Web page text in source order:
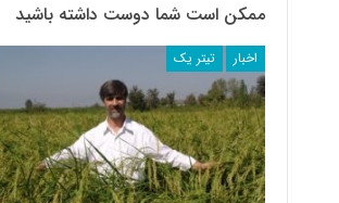
ممکن است شما دوست داشته باشید
اخبار تیتر یک